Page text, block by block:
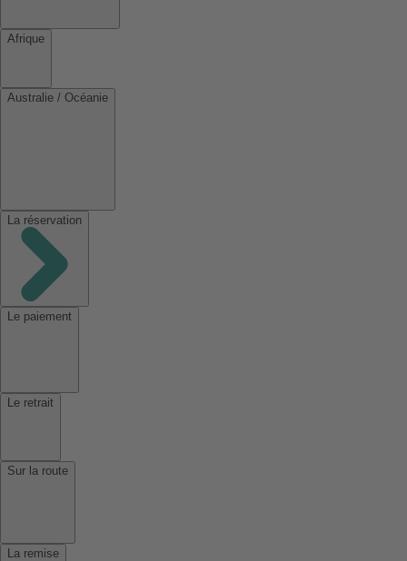
Afrique
Australie / Océanie
La réservation
Le paiement
Le retrait
Sur la route
La remise